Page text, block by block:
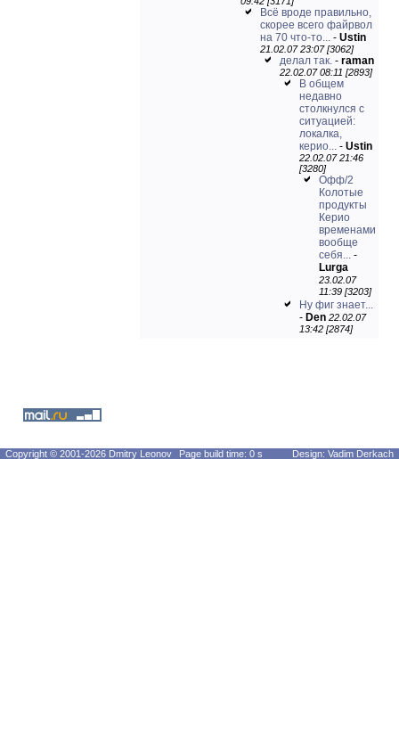
Всё вроде правильно,
скорее всего файрвол
на 70 что-то... - Ustin
21.02.07 23:07 [3062]
делал так. - raman
22.02.07 08:11 [2893]
В общем
недавно
столкнулся с
ситуацией:
локалка,
керио... - Ustin
22.02.07 21:46
[3280]
Офф/2
Колотые
продукты
Керио
временами
вообще
себя... -
Lurga
23.02.07
11:39 [3203]
Ну фиг знает...
- Den 22.02.07
13:42 [2874]
Copyright © 2001-2026 Dmitry Leonov Page build time: 0 s Design: Vadim Derkach